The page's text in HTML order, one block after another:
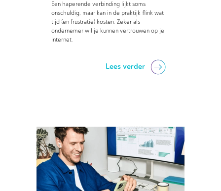
Een haperende verbinding lijkt soms
onschuldig, maar kan in de praktijk flink wat
tijd (en frustratie) kosten. Zeker als
ondernemer wil je kunnen vertrouwen op je
internet.
Lees verder